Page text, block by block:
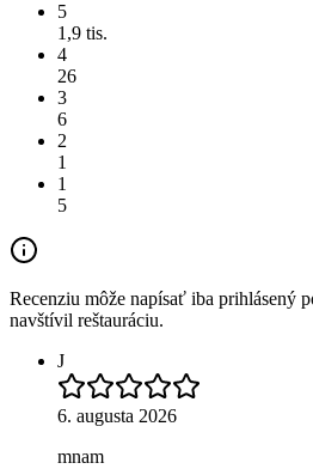
5
1,9 tis.
4
26
3
6
2
1
1
5
Recenziu môže napísať iba prihlásený
navštívil reštauráciu.
J
6. augusta 2026
mnam